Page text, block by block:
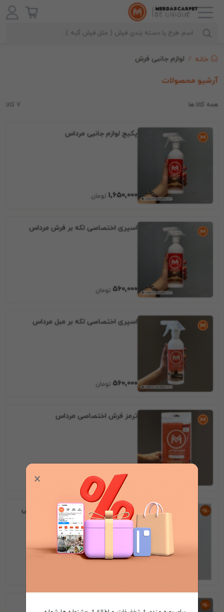
خانه لوازم جانبی فرش
آرشیو محصولات
همه کالا ها 7 کالا
پکیج لوازم جانبی مرداس
1٬650٬000
اسپری اختصاصی لکه بر فرش مرداس
560٬000
اسپری اختصاصی لکه بر مبل مرداس
560٬000
ترمز فرش اختصاصی مرداس
500٬000
اسپری لکه بر فرش ویژه حیوانات خانگی
×